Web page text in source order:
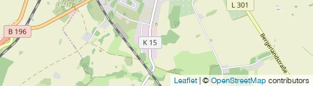
Leaflet| © OpenStreetMap contributors